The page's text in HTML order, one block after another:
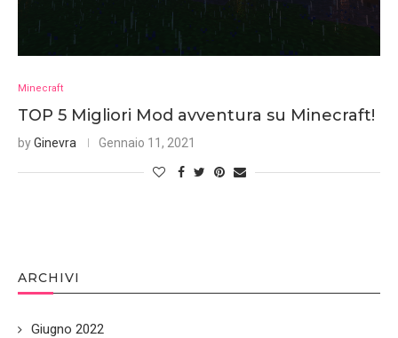
Minecraft
TOP 5 Migliori Mod avventura su Minecraft!
byGinevra Gennaio 11, 2021
ARCHIVI
Giugno 2022